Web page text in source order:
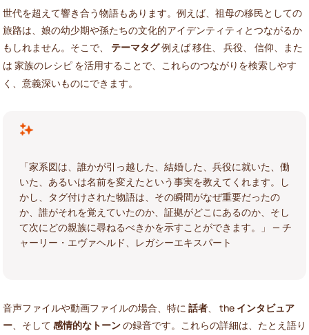
世代を超えて響き合う物語もあります。例えば、祖母の移民としての
旅路は、娘の幼少期や孫たちの文化的アイデンティティとつながるか
もしれません。そこで、 テーマタグ例えば移住、 兵役、 信仰、また
は 家族のレシピ を活用することで、これらのつながりを検索しやす
く、意義深いものにできます。
「家系図は、誰かが引っ越した、結婚した、兵役に就いた、働
いた、あるいは名前を変えたという事実を教えてくれます。し
かし、タグ付けされた物語は、その瞬間がなぜ重要だったの
か、誰がそれを覚えていたのか、証拠がどこにあるのか、そし
て次にどの親族に尋ねるべきかを示すことができます。」 — チ
ャーリー・エヴァヘルド、レガシーエキスパート
音声ファイルや動画ファイルの場合、特に 話者、 the インタビュア
ー、そして 感情的なトーンの録音です。これらの詳細は、たとえ語り